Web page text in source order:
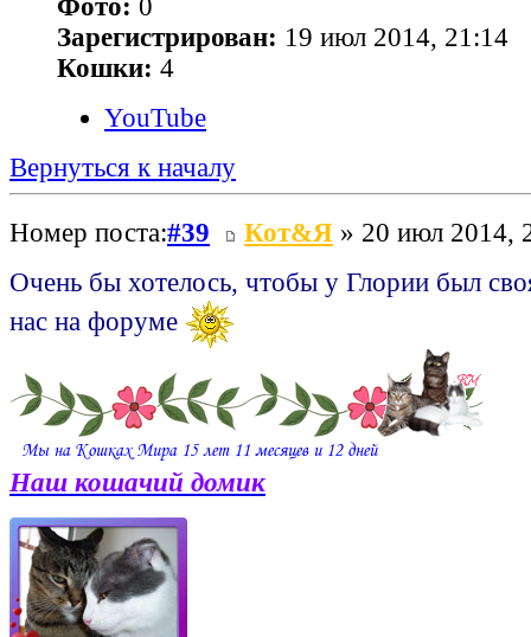
Фото: 0
Зарегистрирован: 19 июл 2014, 21:14
Кошки: 4
YouTube
Вернуться к началу
Номер поста:#39 Кот&Я » 20 июл 2014,
Очень бы хотелось, чтобы у Глории был
нас на форуме
Наш кошачий домик